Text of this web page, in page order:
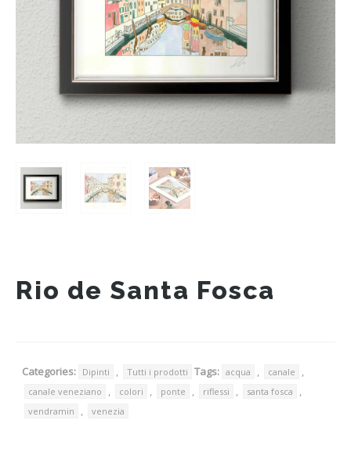
Rio de Santa Fosca
Categories: Dipinti , Tutti i prodotti Tags: acqua , canale ,
canale veneziano , colori , ponte , riflessi , santa fosca ,
vendramin , venezia